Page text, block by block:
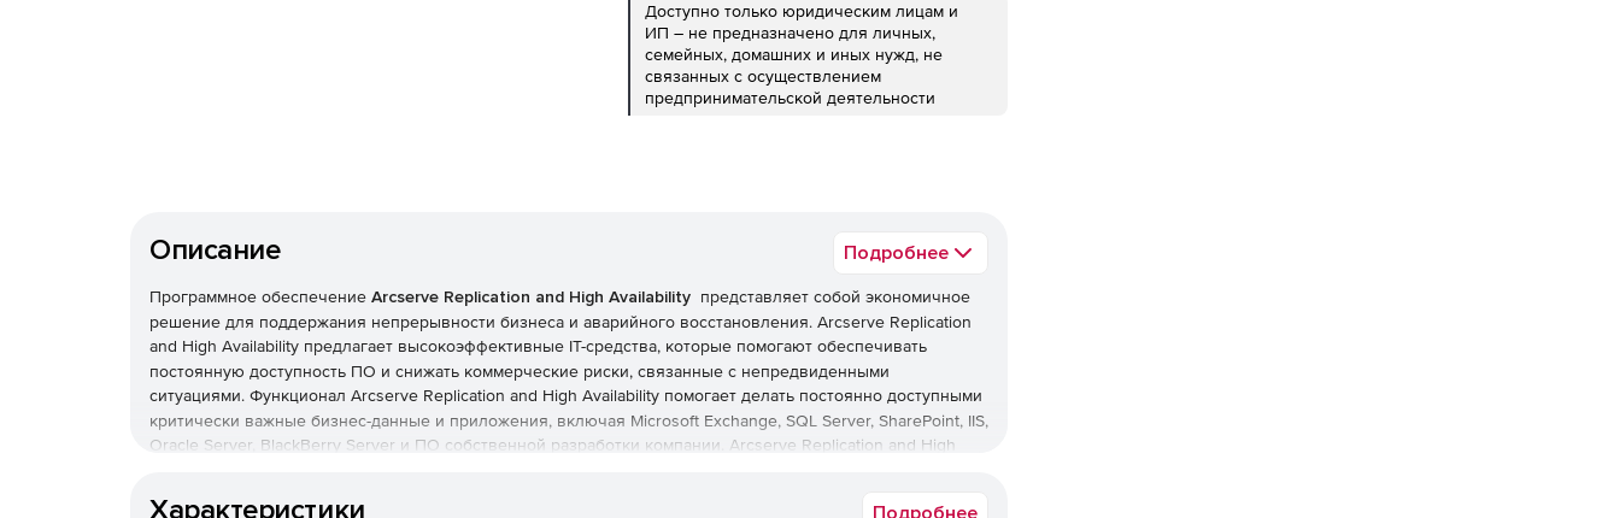
Доступно только юридическим лицам и
ИП – не предназначено для личных,
семейных, домашних и иных нужд, не
связанных с осуществлением
предпринимательской деятельности
Описание Подробнее
Программное обеспечение Arcserve Replication and High Availability представляет собой экономичное
решение для поддержания непрерывности бизнеса и аварийного восстановления. Arcserve Replication
and High Availability предлагает высокоэффективные IT-средства, которые помогают обеспечивать
постоянную доступность ПО и снижать коммерческие риски, связанные с непредвиденными
ситуациями. Функционал Arcserve Replication and High Availability помогает делать постоянно доступными
критически важные бизнес-данные и приложения, включая Microsoft Exchange, SQL Server, SharePoint, IIS,
Oracle Server, BlackBerry Server и ПО собственной разработки компании. Arcserve Replication and High
Характеристики Подробнее